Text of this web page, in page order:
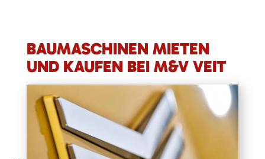
BAUMASCHINEN MIETEN
UND KAUFEN BEI M&V VEIT